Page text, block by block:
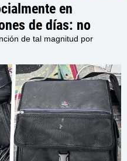
en
de días: no
usuarios en el
Años
de tal magnitud por